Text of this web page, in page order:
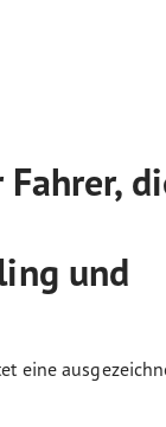
und
eine